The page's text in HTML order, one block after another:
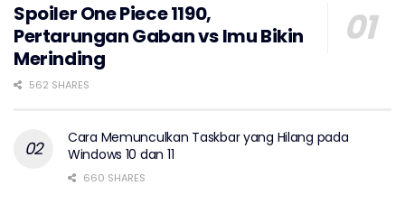
Spoiler One Piece 1190,
Pertarungan Gaban vs Imu Bikin
Merinding
562 SHARES
Cara Memunculkan Taskbar yang Hilang pada
Windows 10 dan 11
660 SHARES